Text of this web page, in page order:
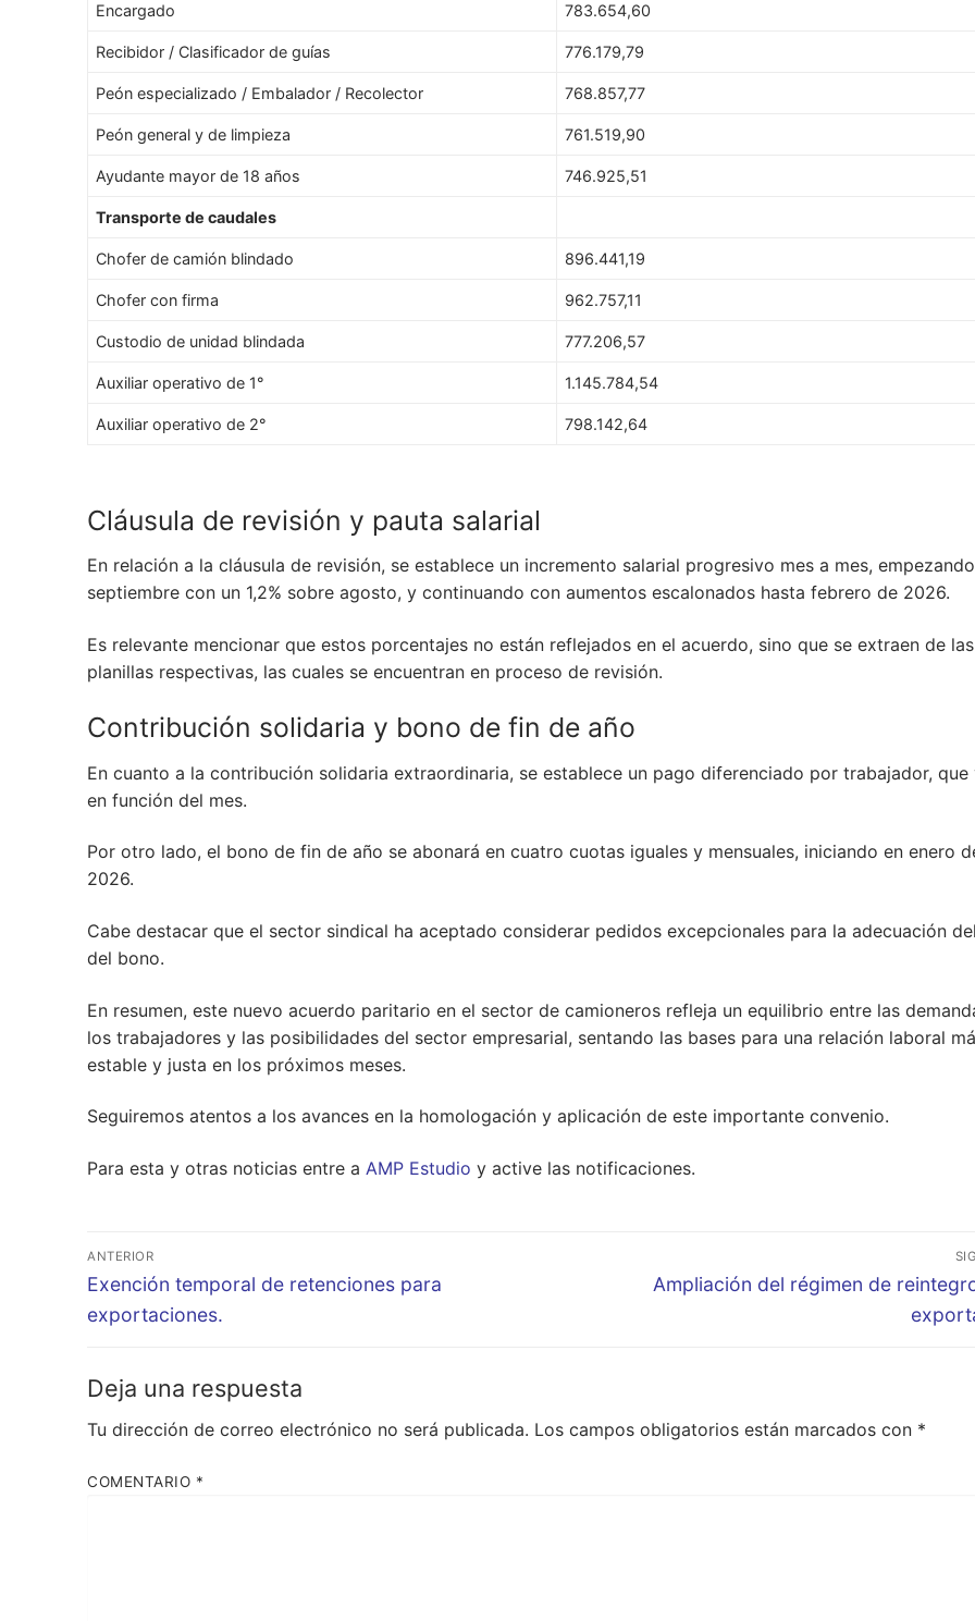
Encargado 783.654,60
Recibidor / Clasificador de guías 776.179,79
Peón especializado / Embalador / Recolector 768.857,77
Peón general y de limpieza 761.519,90
Ayudante mayor de 18 años 746.925,51
Transporte de caudales
Chofer de camión blindado 896.441,19
Chofer con firma 962.757,11
Custodio de unidad blindada 777.206,57
Auxiliar operativo de 1° 1.145.784,54
Auxiliar operativo de 2° 798.142,64
Cláusula de revisión y pauta salarial
En relación a la cláusula de revisión, se establece un incremento salarial progresivo mes a mes,
septiembre con un 1,2% sobre agosto, y continuando con aumentos escalonados hasta febrero de 2026.
Es relevante mencionar que estos porcentajes no están reflejados en el acuerdo, sino que se extraen de las
planillas respectivas, las cuales se encuentran en proceso de revisión.
Contribución solidaria y bono de fin de año
En cuanto a la contribución solidaria extraordinaria, se establece un pago diferenciado por trabajador, que
en función del mes.
Por otro lado, el bono de fin de año se abonará en cuatro cuotas iguales y mensuales, iniciando en enero
2026.
Cabe destacar que el sector sindical ha aceptado considerar pedidos excepcionales para la adecuación
del bono.
En resumen, este nuevo acuerdo paritario en el sector de camioneros refleja un equilibrio entre las
los trabajadores y las posibilidades del sector empresarial, sentando las bases para una relación laboral
estable y justa en los próximos meses.
Seguiremos atentos a los avances en la homologación y aplicación de este importante convenio.
Para esta y otras noticias entre a AMP Estudio y active las notificaciones.
Navegación
de
entradas
ANTERIOR
Entrada
anterior:
Exención temporal de retenciones para
exportaciones.
Entrada
Ampliación del régimen de
Deja una respuesta
Tu dirección de correo electrónico no será publicada. Los campos obligatorios están marcados con *
COMENTARIO *